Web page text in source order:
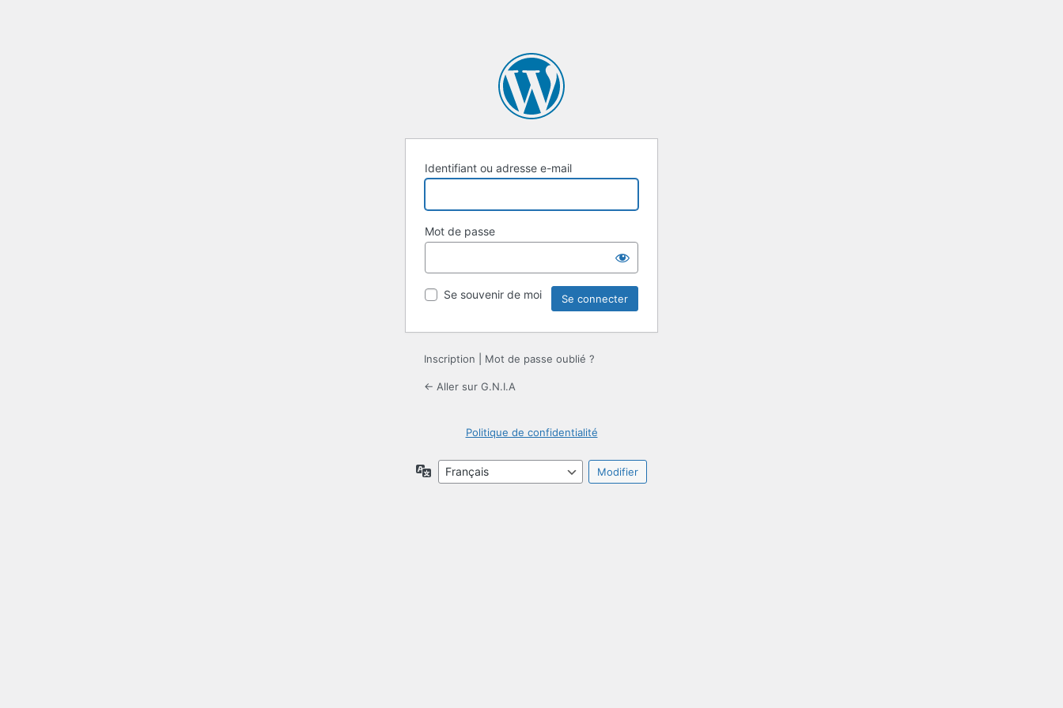
Identifiant ou adresse e-mail
Mot de passe
Se souvenir de moi
Inscription Mot de passe oublié ?
← Aller sur G.N.I.A
Politique de confidentialité
Langue